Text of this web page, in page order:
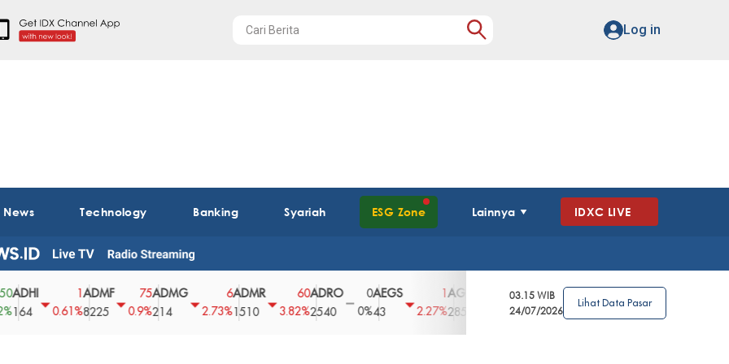
Log in
Technology Banking Syariah ESG Zone Lainnya IDXC LIVE
0.61%
ADMF
8225
75
0.9%
ADMG
214
2.73%
ADMR
1510
60
3.82%
ADRO
2540
0
0%
AEGS
2.27% 2850
3.39%
AGRO
4
2.63%
AGRS
0%
03.15 WIB
24/07/2026
Lihat Data Pasar